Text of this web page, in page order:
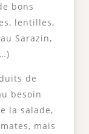
bons
lentilles,
Sarazin,
de
besoin
la salade,
mais